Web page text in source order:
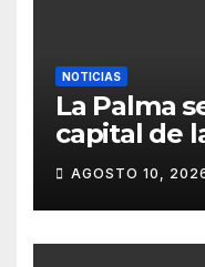
NOTICIAS
La Palma
capital de
décima
Fest
AGOSTO 10,